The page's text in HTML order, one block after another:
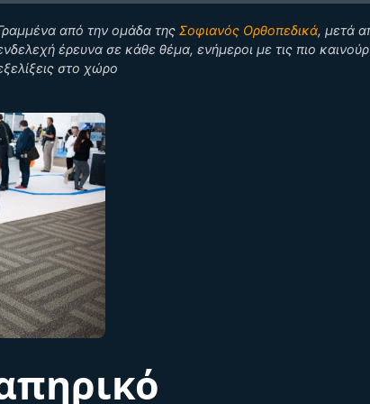
από την ομάδα της Σοφιανός Ορθοπεδικά, μετά
έρευνα σε κάθε θέμα, ενήμεροι με τις πιο
στο χώρο